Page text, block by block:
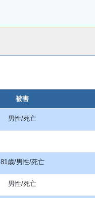
被害
男性/死亡
81歳/男性/死亡
男性/死亡